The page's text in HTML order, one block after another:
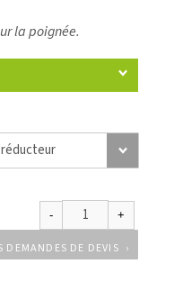
la poignée.
DE DEVIS